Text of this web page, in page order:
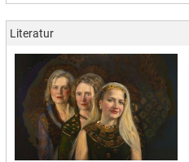
Literatur